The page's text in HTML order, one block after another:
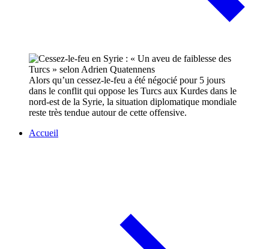
Alors qu’un cessez-le-feu a été négocié pour 5 jours
dans le conflit qui oppose les Turcs aux Kurdes dans le
nord-est de la Syrie, la situation diplomatique mondiale
reste très tendue autour de cette offensive.
Accueil